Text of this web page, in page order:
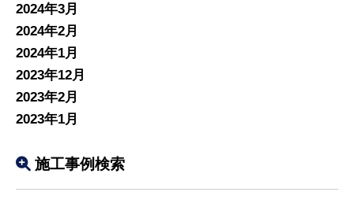
2024年3月
2024年2月
2024年1月
2023年12月
2023年2月
2023年1月
施工事例検索